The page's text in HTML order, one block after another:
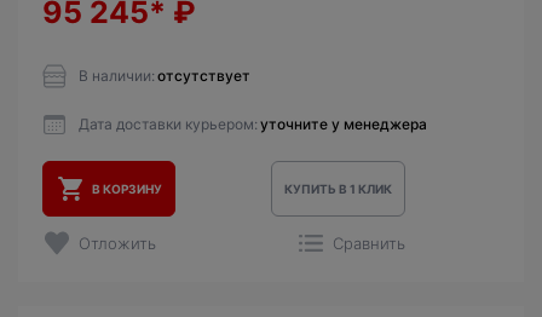
95 245* ₽
В наличии: отсутствует
Дата доставки курьером: уточните у менеджера
В КОРЗИНУ КУПИТЬ В 1 КЛИК
Отложить Сравнить